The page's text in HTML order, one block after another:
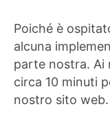
Poiché è
alcuna
parte nostra. Ai
circa 10 minuti
nostro sito web.